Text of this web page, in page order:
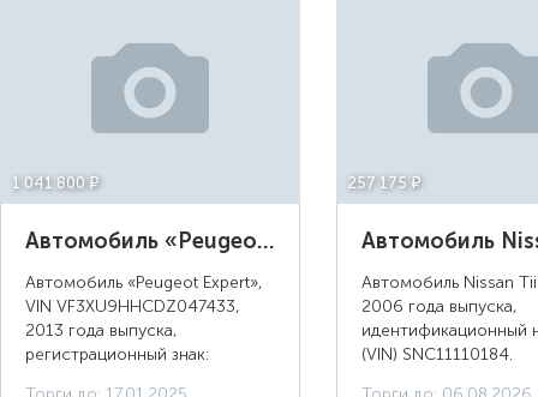
1 041 800 ¤
Автомобиль «Peugeot Expert», 2013 года выпуска, регистрационный знак: E761HE21
Автомобиль «Peugeot Expert»,
VIN VF3XU9HHCDZ047433,
2013 года выпуска,
регистрационный знак:
257 175 ¤
Автомобиль Nissan
2006 года выпуска,
идентификационный
(VIN) SNC11110184.